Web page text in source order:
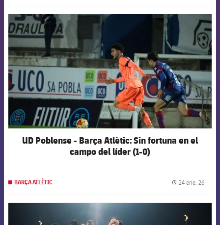
FCB Barcelona badge
UD Poblense - Barça Atlètic: Sin fortuna en el
campo del líder (1-0)
BARÇA ATLÈTIC 24 ene. 26